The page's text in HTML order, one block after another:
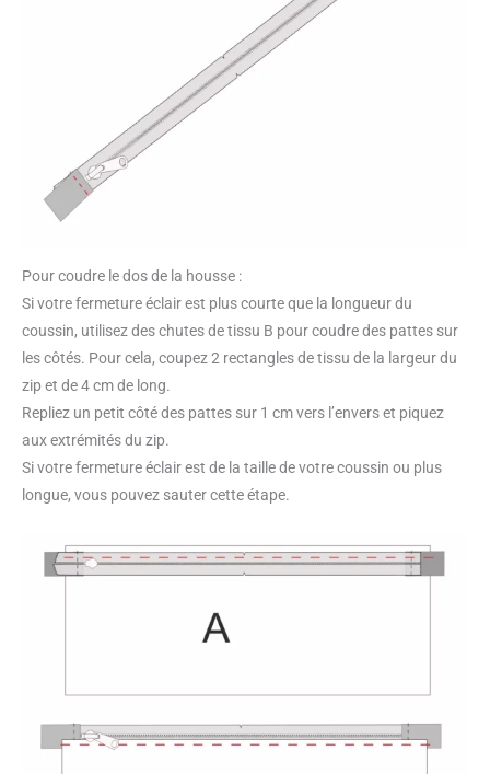
Pour coudre le dos de la housse :
Si votre fermeture éclair est plus courte que la longueur du
coussin, utilisez des chutes de tissu B pour coudre des pattes sur
les côtés. Pour cela, coupez 2 rectangles de tissu de la largeur du
zip et de 4 cm de long.
Repliez un petit côté des pattes sur 1 cm vers l’envers et piquez
aux extrémités du zip.
Si votre fermeture éclair est de la taille de votre coussin ou plus
longue, vous pouvez sauter cette étape.